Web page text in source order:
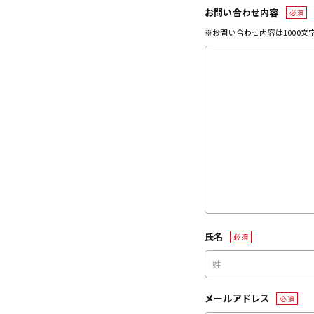
お問い合わせ内容 必須
※お問い合わせ内容は1000文
氏名 必須
メールアドレス 必須